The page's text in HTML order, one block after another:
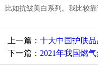
比如抗皱美白系列。我比较
上一篇： 十大中国护肤
下一篇： 2021年我国燃